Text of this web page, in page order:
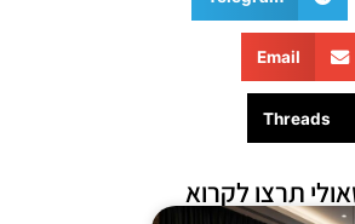
Email
Threads
תרצו לקרוא